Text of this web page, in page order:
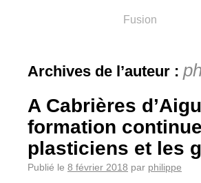
Fusion
Archives de l’auteur :
A Cabrières
formation
plasticiens et les
Publié le 8 février 2018 par philippe